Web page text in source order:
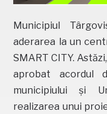
Municipiul
aderarea la un
SMART CITY.
aprobat acordul
municipiului și
realizarea unui